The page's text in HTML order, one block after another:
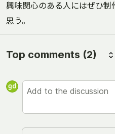
興味関心のある人にはぜひ制
思う。
Top comments (2)